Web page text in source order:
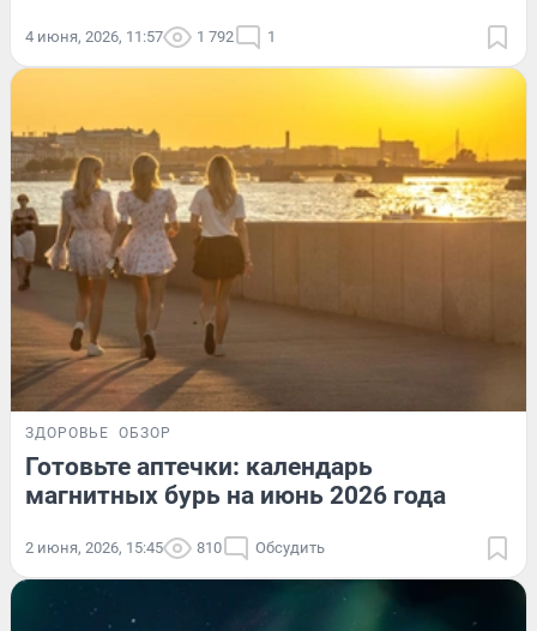
4 июня, 2026, 11:57 1 792 1
ЗДОРОВЬЕ ОБЗОР
Готовьте аптечки: календарь
магнитных бурь на июнь 2026 года
2 июня, 2026, 15:45 810 Обсудить